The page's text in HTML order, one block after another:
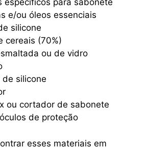
específicos para sabonete
e/ou óleos essenciais
silicone
cereais (70%)
ou de vidro
de silicone
ou cortador de sabonete
de proteção
esses materiais em